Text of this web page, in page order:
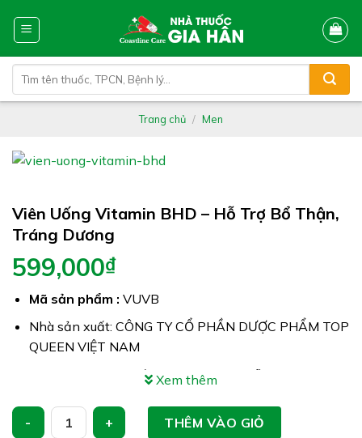
kiếm:
Trang chủ / Men
Viên Uống Vitamin BHD – Hỗ Trợ Bổ Thận,
Tráng Dương
599,000₫
Mã sản phẩm : VUVB
Nhà sản xuất: CÔNG TY CỔ PHẦN DƯỢC PHẨM TOP
QUEEN VIỆT NAM
Công dụng: Viên Uống Vitamin BHD hỗ trợ tăng
Xuất xứ: Việt Nam
Xem thêm
Viên Uống Vitamin BHD - Hỗ Trợ Bổ Thận, Tráng Dương số
THÊM VÀO GIỎ